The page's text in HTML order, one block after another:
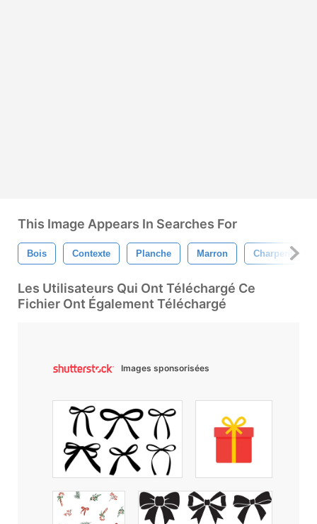
This Image Appears In Searches For
Bois Contexte Planche Marron Charpenterie
Les Utilisateurs Qui Ont Téléchargé Ce
Fichier Ont Également Téléchargé
Images sponsorisées